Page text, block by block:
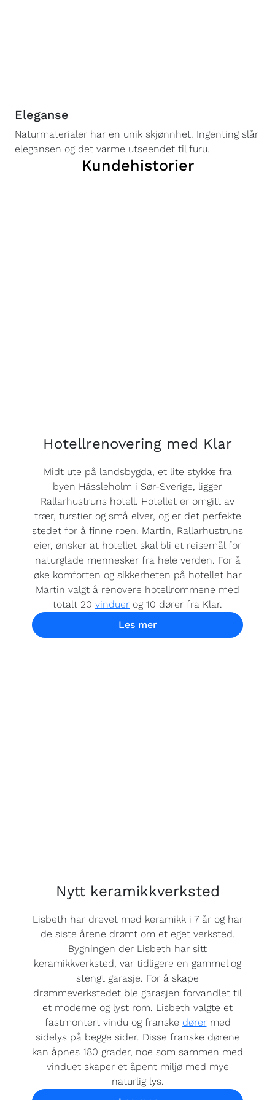
Eleganse
Naturmaterialer har en unik skjønnhet. Ingenting slår
elegansen og det varme utseendet til furu.
Kundehistorier
Hotellrenovering med Klar
Midt ute på landsbygda, et lite stykke fra
byen Hässleholm i Sør-Sverige, ligger
Rallarhustruns hotell. Hotellet er omgitt av
trær, turstier og små elver, og er det perfekte
stedet for å finne roen. Martin, Rallarhustruns
eier, ønsker at hotellet skal bli et reisemål for
naturglade mennesker fra hele verden. For å
øke komforten og sikkerheten på hotellet har
Martin valgt å renovere hotellrommene med
totalt 20 vinduer og 10 dører fra Klar.
Les mer
Nytt keramikkverksted
Lisbeth har drevet med keramikk i 7 år og har
de siste årene drømt om et eget verksted.
Bygningen der Lisbeth har sitt
keramikkverksted, var tidligere en gammel og
stengt garasje. For å skape
drømmeverkstedet ble garasjen forvandlet til
et moderne og lyst rom. Lisbeth valgte et
fastmontert vindu og franske dørermed
sidelys på begge sider. Disse franske dørene
kan åpnes 180 grader, noe som sammen med
vinduet skaper et åpent miljø med mye
naturlig lys.